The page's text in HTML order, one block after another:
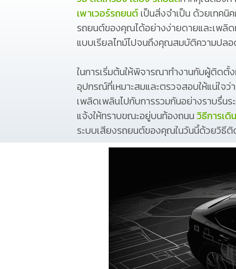
เพาเวอร์รถยนต์ เป็นสิ่งจำเป็น ด้วยเทค
รถยนต์ของคุณได้อย่างง่ายดายและเพลิด
แบบเรียลไทม์ไปจนถึงคุณสมบัติความปล
ในการเริ่มต้นให้พิจารณาทำงานกับผู้ติดตั้
อุปกรณ์ที่เหมาะสมและตรวจสอบให้แน่ใจ
เพลิดเพลินไปกับการรวมกันอย่างราบรื่น
แจ้งให้ทราบขณะอยู่บนท้องถนน วิธีการเ
ระบบเสียงรถยนต์ของคุณในวันนี้ด้วยวิธี